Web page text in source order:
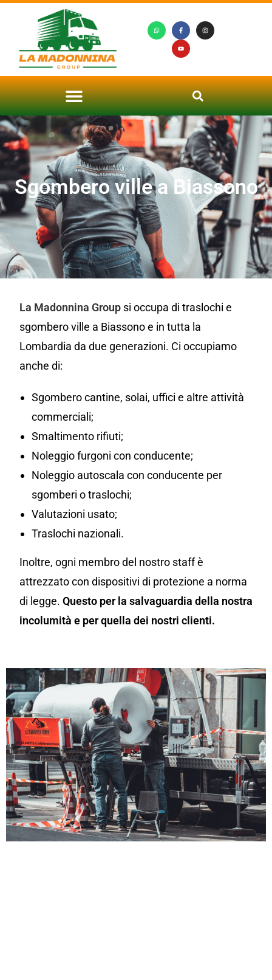
Sgombero ville a Biassono
La Madonnina Group si occupa di traslochi e
sgombero ville a Biassono e in tutta la
Lombardia da due generazioni. Ci occupiamo
anche di:
Sgombero cantine, solai, uffici e altre attività
commerciali;
Smaltimento rifiuti;
Noleggio furgoni con conducente;
Noleggio autoscala con conducente per
sgomberi o traslochi;
Valutazioni usato;
Traslochi nazionali.
Inoltre, ogni membro del nostro staff è
attrezzato con dispositivi di protezione a norma
di legge. Questo per la salvaguardia della nostra
incolumità e per quella dei nostri clienti.